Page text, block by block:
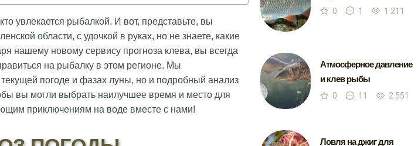
увлекается рыбалкой. И вот, представьте, вы
области, с удочкой в руках, но не знаете, какие
нашему новому сервису прогноза клева, вы всегда
на рыбалку в этом регионе. Мы
погоде и фазах луны, но и подробный анализ
вы могли выбрать наилучшее время и место для
приключениям на воде вместе с нами!
0 1 1 211
Атмосферное давление
и клев рыбы
0 11 2 551
Ловля на джиг для